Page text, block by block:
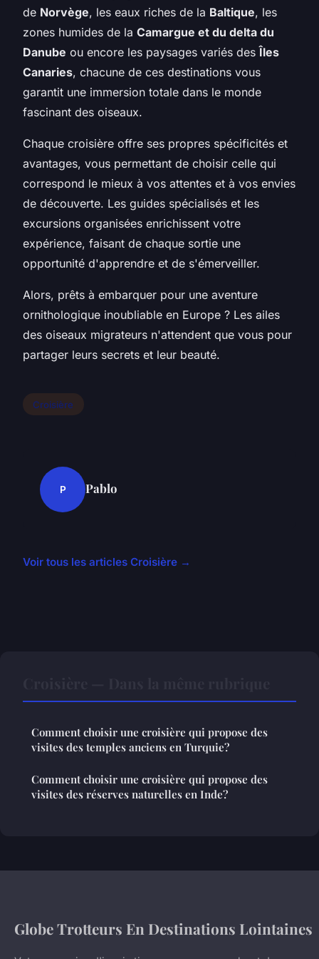
de Norvège, les eaux riches de la Baltique, les
zones humides de la Camargue et du delta du
Danube ou encore les paysages variés desÎles
Canaries, chacune de ces destinations vous
garantit une immersion totale dans le monde
fascinant des oiseaux.
Chaque croisière offre ses propres spécificités et
avantages, vous permettant de choisir celle qui
correspond le mieux à vos attentes et à vos envies
de découverte. Les guides spécialisés et les
excursions organisées enrichissent votre
expérience, faisant de chaque sortie une
opportunité d'apprendre et de s'émerveiller.
Alors, prêts à embarquer pour une aventure
ornithologique inoubliable en Europe ? Les ailes
des oiseaux migrateurs n'attendent que vous pour
partager leurs secrets et leur beauté.
Croisière
P Pablo
Voir tous les articles Croisière →
Comment choisir une croisière qui propose des
visites des temples anciens en Turquie?
Comment choisir une croisière qui propose des
visites des réserves naturelles en Inde?
Globe Trotteurs En Destinations Lointaines